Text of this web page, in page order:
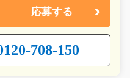
応募する
708-150